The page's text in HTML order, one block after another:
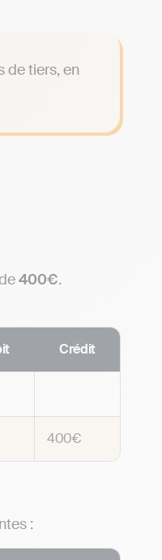
de tiers, en
400€.
Crédit
400€
: